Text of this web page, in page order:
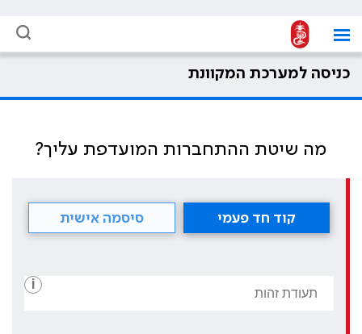
כניסה למערכת המקוונת
מה שיטת ההתחברות המועדפת עליך?
קוד חד פעמי סיסמה אישית
i